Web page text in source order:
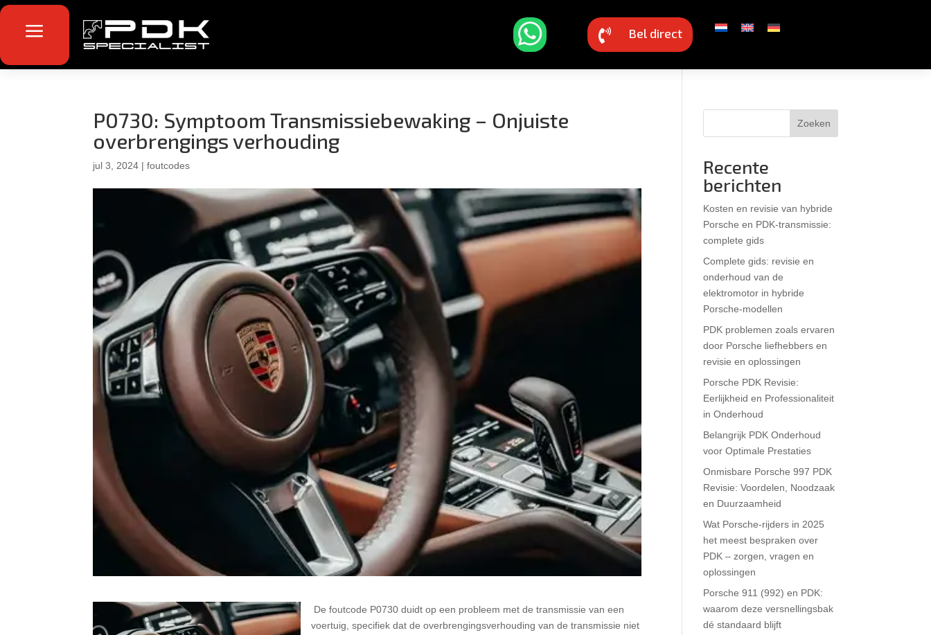
a  Bel direct
P0730: Symptoom Transmissiebewaking – Onjuiste
overbrengings verhouding
jul 3, 2024 |foutcodes
De foutcode P0730 duidt op een probleem met de transmissie van een
voertuig, specifiek dat de overbrengingsverhouding van de transmissie niet
Zoeken
Recente
berichten
Kosten en revisie van hybride
Porsche en PDK-transmissie:
complete gids
Complete gids: revisie en
onderhoud van de
elektromotor in hybride
Porsche-modellen
PDK problemen zoals ervaren
door Porsche liefhebbers en
revisie en oplossingen
Porsche PDK Revisie:
Eerlijkheid en Professionaliteit
in Onderhoud
Belangrijk PDK Onderhoud
voor Optimale Prestaties
Onmisbare Porsche 997 PDK
Revisie: Voordelen, Noodzaak
en Duurzaamheid
Wat Porsche-rijders in 2025
het meest bespraken over
PDK – zorgen, vragen en
oplossingen
Porsche 911 (992) en PDK:
waarom deze versnellingsbak
dé standaard blijft